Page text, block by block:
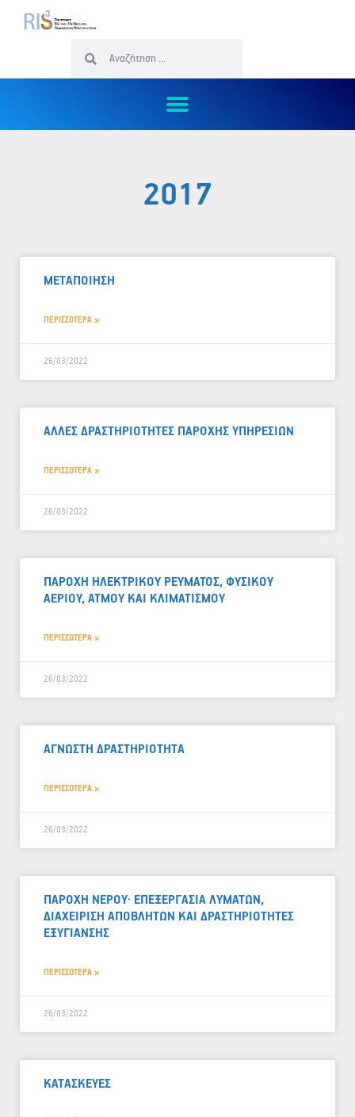
2017
ΜΕΤΑΠΟΙΗΣΗ
ΠΕΡΙΣΣΟΤΕΡΑ »
26/03/2022
ΑΛΛΕΣ ΔΡΑΣΤΗΡΙΟΤΗΤΕΣ ΠΑΡΟΧΗΣ ΥΠΗΡΕΣΙΩΝ
ΠΕΡΙΣΣΟΤΕΡΑ »
26/03/2022
ΠΑΡΟΧΗ ΗΛΕΚΤΡΙΚΟΥ ΡΕΥΜΑΤΟΣ, ΦΥΣΙΚΟΥ
ΑΕΡΙΟΥ, ΑΤΜΟΥ ΚΑΙ ΚΛΙΜΑΤΙΣΜΟΥ
ΠΕΡΙΣΣΟΤΕΡΑ »
26/03/2022
ΑΓΝΩΣΤΗ ΔΡΑΣΤΗΡΙΟΤΗΤΑ
ΠΕΡΙΣΣΟΤΕΡΑ »
26/03/2022
ΠΑΡΟΧΗ ΝΕΡΟΥ· ΕΠΕΞΕΡΓΑΣΙΑ ΛΥΜΑΤΩΝ,
ΔΙΑΧΕΙΡΙΣΗ ΑΠΟΒΛΗΤΩΝ ΚΑΙ ΔΡΑΣΤΗΡΙΟΤΗΤΕΣ
ΕΞΥΓΙΑΝΣΗΣ
ΠΕΡΙΣΣΟΤΕΡΑ »
26/03/2022
ΚΑΤΑΣΚΕΥΕΣ